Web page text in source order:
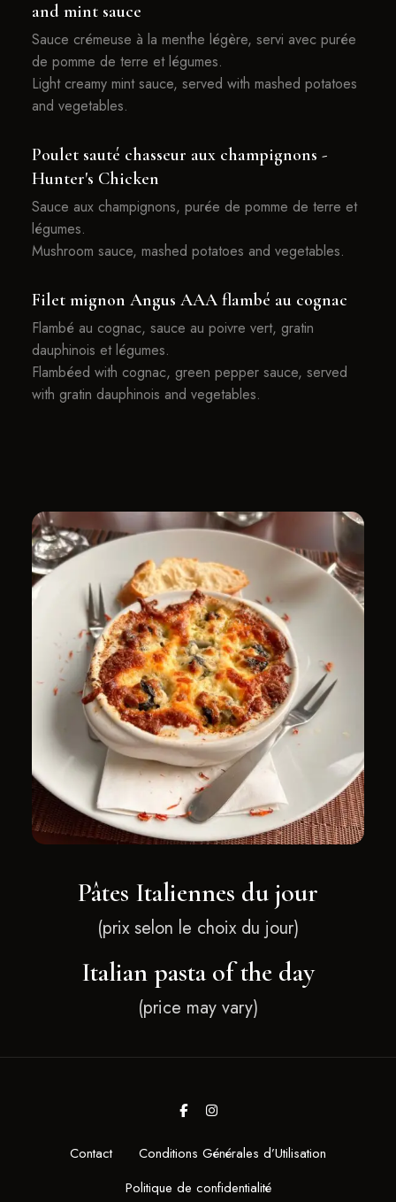
and mint sauce
Sauce crémeuse à la menthe légère, servi avec purée
de pomme de terre et légumes.
Light creamy mint sauce, served with mashed potatoes
and vegetables.
Poulet sauté chasseur aux champignons -
Hunter's Chicken
Sauce aux champignons, purée de pomme de terre et
légumes.
Mushroom sauce, mashed potatoes and vegetables.
Filet mignon Angus AAA flambé au cognac
Flambé au cognac, sauce au poivre vert, gratin
dauphinois et légumes.
Flambéed with cognac, green pepper sauce, served
with gratin dauphinois and vegetables.
Pâtes Italiennes du jour
(prix selon le choix du jour)
Italian pasta of the day
(price may vary)
Contact
Conditions Générales d’Utilisation
Politique de confidentialité